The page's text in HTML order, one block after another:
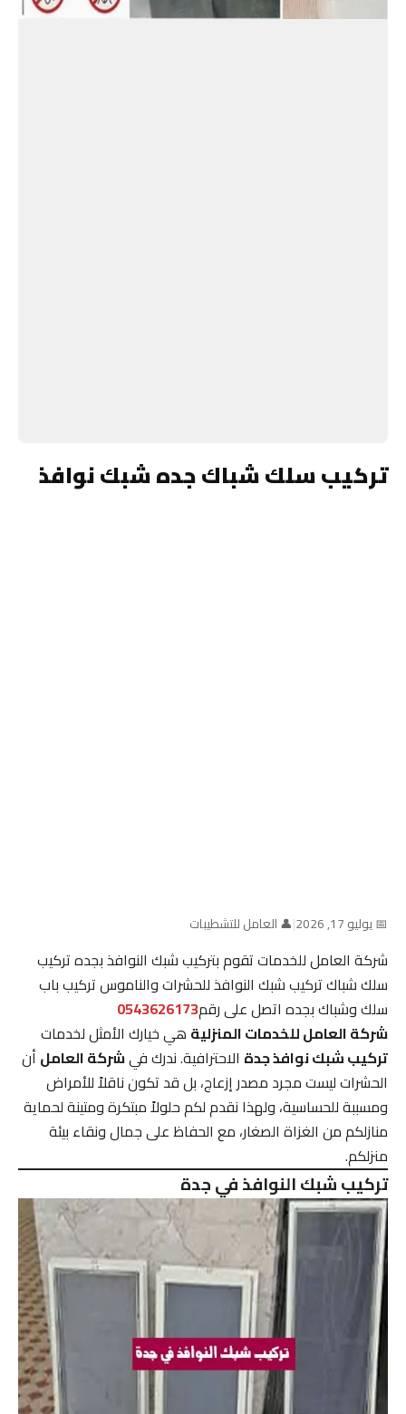
تركيب سلك شباك جده شبك نوافذ
📅 يوليو 17, 2026 |👤 العامل للتشطيبات
شركة العامل للخدمات تقوم بتركيب شبك النوافذ بجده تركيب
سلك شباك تركيب شبك النوافذ للحشرات والناموس تركيب باب
سلك وشباك بجده اتصل على رقم0543626173
شركة العامل للخدمات المنزليةهي خيارك الأمثل لخدمات
تركيب شبك نوافذ جدةالاحترافية. ندرك فيشركة العاملأن
الحشرات ليست مجرد مصدر إزعاج، بل قد تكون ناقلاً للأمراض
ومسببة للحساسية، ولهذا نقدم لكم حلولاً مبتكرة ومتينة لحماية
منازلكم من الغزاة الصغار، مع الحفاظ على جمال ونقاء بيئة
منزلكم.
تركيب شبك النوافذ في جدة